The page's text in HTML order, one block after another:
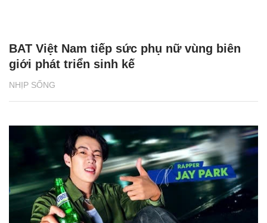
NHỊP SỐNG
BAT Việt Nam tiếp sức phụ nữ vùng biên
giới phát triển sinh kế